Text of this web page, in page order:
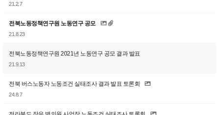
21.2.7
전북노동정책연구원 노동연구 공모
21.8.23
전북노동정책연구원 2021년 노동연구 공모 결과 발표
21.9.13
전북 버스노동자 노동조건 실태조사 결과 발표 토론회
24.8.7